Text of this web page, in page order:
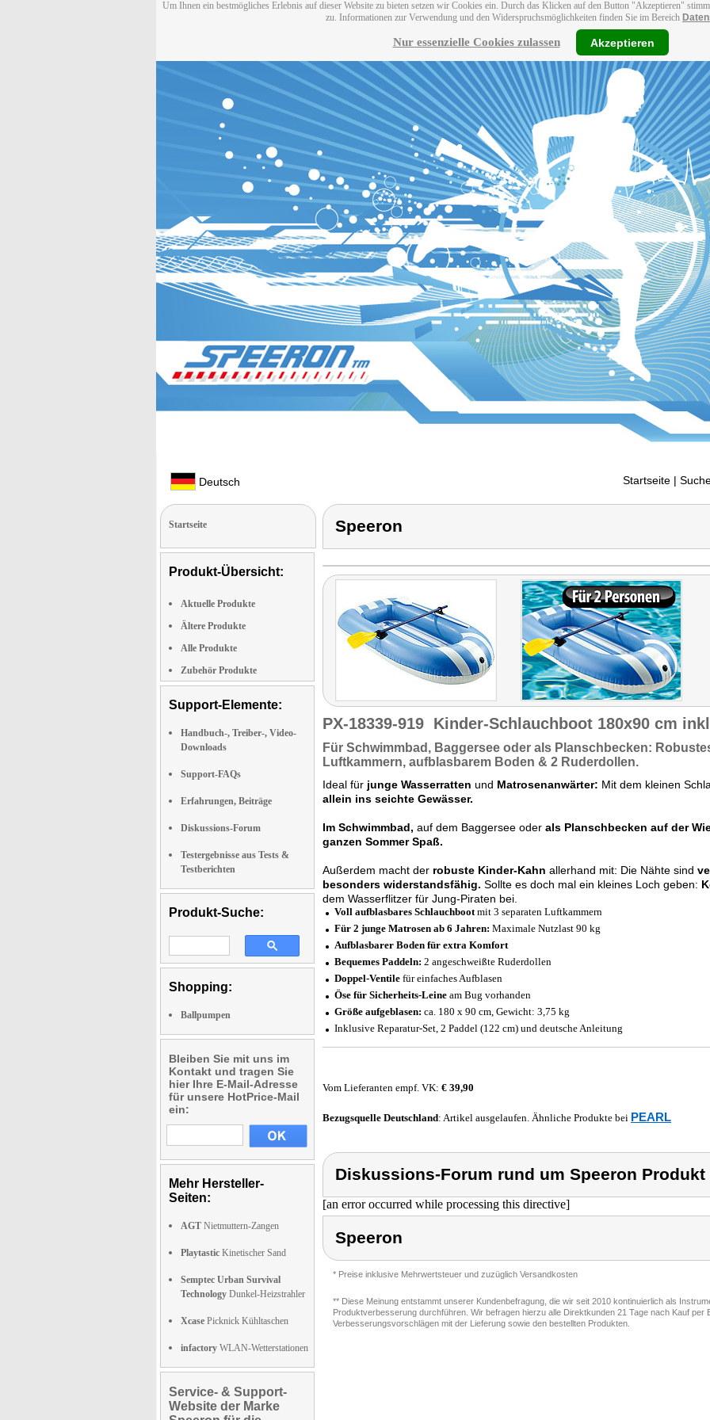
Um Ihnen ein bestmögliches Erlebnis auf dieser Website zu bieten setzen wir Cookies ein. Durch das Klicken auf den Button "Akzeptieren"
zu. Informationen zur Verwendung und den Widerspruchsmöglichkeiten finden Sie im Bereich
Nur essenzielle Cookies zulassen Akzeptieren
Deutsch Startseite |
Startseite
Produkt-Übersicht:
Aktuelle Produkte
Ältere Produkte
Alle Produkte
Zubehör Produkte
Support-Elemente:
Handbuch-, Treiber-, Video-
Downloads
Support-FAQs
Erfahrungen, Beiträge
Diskussions-Forum
Testergebnisse aus Tests &
Testberichten
Produkt-Suche:
Shopping:
Ballpumpen
Bleiben Sie mit uns im
Kontakt und tragen Sie
hier Ihre E-Mail-Adresse
für unsere HotPrice-Mail
ein:
Mehr Hersteller-
Seiten:
AGT Nietmuttern-Zangen
Playtastic Kinetischer Sand
Semptec Urban Survival
Technology Dunkel-Heizstrahler
Xcase Picknick Kühltaschen
infactory WLAN-Wetterstationen
Service- & Support-
Website der Marke
Speeron
PX-18339-919 Kinder-Schlauchboot 180x90 cm
Für Schwimmbad, Baggersee oder als Planschbecken:
Luftkammern, aufblasbarem Boden & 2 Ruderdollen.
Ideal für junge Wasserratten und Matrosenanwärter: Mit dem kleinen
allein ins seichte Gewässer.
Im Schwimmbad, auf dem Baggersee oder als Planschbecken auf der
ganzen Sommer Spaß.
Außerdem macht der robuste Kinder-Kahn allerhand mit: Die Nähte sind
besonders widerstandsfähig. Sollte es doch mal ein kleines Loch geben:
dem Wasserflitzer für Jung-Piraten bei.
Voll aufblasbares Schlauchbootmit 3 separaten Luftkammern
Für 2 junge Matrosen ab 6 Jahren: Maximale Nutzlast 90 kg
Aufblasbarer Boden für extra Komfort
Bequemes Paddeln: 2 angeschweißte Ruderdollen
Doppel-Ventile für einfaches Aufblasen
Öse für Sicherheits-Leine am Bug vorhanden
Größe aufgeblasen: ca. 180 x 90 cm, Gewicht: 3,75 kg
Inklusive Reparatur-Set, 2 Paddel (122 cm) und deutsche Anleitung
Vom Lieferanten empf. VK: € 39,90
Bezugsquelle Deutschland: Artikel ausgelaufen. Ähnliche Produkte bei PEARL
Diskussions-Forum rund um Speeron Produkt
[an error occurred while processing this directive]
Speeron
* Preise inklusive Mehrwertsteuer und zuzüglich Versandkosten
** Diese Meinung entstammt unserer Kundenbefragung, die wir seit 2010 kontinuierlich als
Produktverbesserung durchführen. Wir befragen hierzu alle Direktkunden 21 Tage nach Kauf per
Verbesserungsvorschlägen mit der Lieferung sowie den bestellten Produkten.